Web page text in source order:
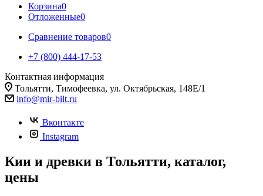
Корзина0
Отложенные0
Сравнение товаров0
+7 (800) 444-17-53
Контактная информация
Тольятти, Тимофеевка, ул. Октябрьская, 148Е/1
info@mir-bilt.ru
Вконтакте
Instagram
Кии и древки в Тольятти, каталог,
цены